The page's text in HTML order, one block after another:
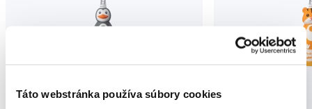
Táto webstránka používa súbory cookies